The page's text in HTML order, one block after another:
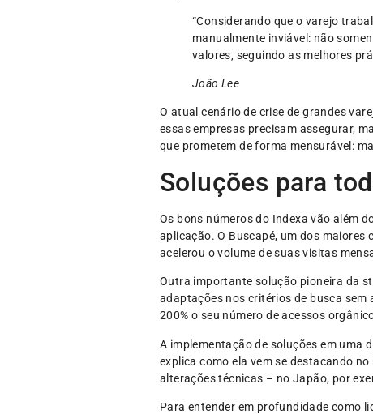
“Considerando que o varejo
manualmente inviável: não
valores, seguindo as melhores
João Lee
O atual cenário de crise de grandes
essas empresas precisam assegurar,
que prometem de forma mensurável:
Soluções para
Os bons números do Indexa vão além
aplicação. O Buscapé, um dos
acelerou o volume de suas visitas
Outra importante solução pioneira da
adaptações nos critérios de busca sem
200% o seu número de acessos
A implementação de soluções em uma
explica como ela vem se destacando
alterações técnicas – no Japão, por
Para entender em profundidade como